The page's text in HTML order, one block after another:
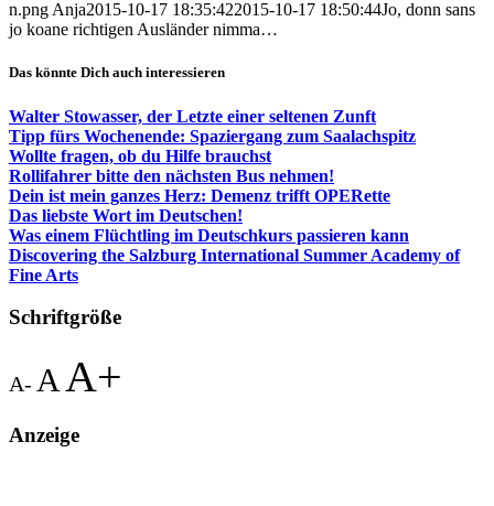
n.png Anja2015-10-17 18:35:422015-10-17 18:50:44Jo, donn sans
jo koane richtigen Ausländer nimma…
Das könnte Dich auch interessieren
Walter Stowasser, der Letzte einer seltenen Zunft
Tipp fürs Wochenende: Spaziergang zum Saalachspitz
Wollte fragen, ob du Hilfe brauchst
Rollifahrer bitte den nächsten Bus nehmen!
Dein ist mein ganzes Herz: Demenz trifft OPERette
Das liebste Wort im Deutschen!
Was einem Flüchtling im Deutschkurs passieren kann
Discovering the Salzburg International Summer Academy of
Fine Arts
Schriftgröße
A- A A+
Anzeige